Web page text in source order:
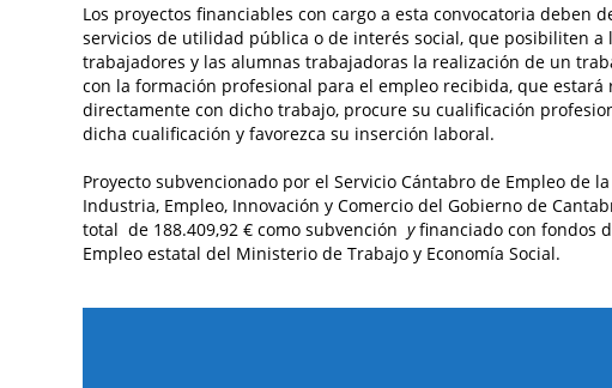
Los proyectos financiables con cargo a esta convocatoria deben
servicios de utilidad pública o de interés social, que posibiliten a
trabajadores y las alumnas trabajadoras la realización de un
con la formación profesional para el empleo recibida, que estará
directamente con dicho trabajo, procure su cualificación
dicha cualificación y favorezca su inserción laboral.
Proyecto subvencionado por el Servicio Cántabro de Empleo de
Industria, Empleo, Innovación y Comercio del Gobierno de
total de 188.409,92 € como subvención yfinanciado con fondos
Empleo estatal del Ministerio de Trabajo y Economía Social.